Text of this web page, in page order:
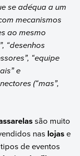
se adéqua a um
mecanismos
ao mesmo
“desenhos
“equipe
e
(“mas”,
são muito
nas lojase
de eventos